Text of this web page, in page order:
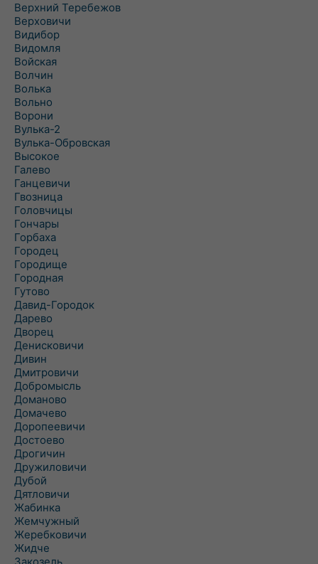
Верхний Теребежов
Верховичи
Видибор
Видомля
Войская
Волчин
Волька
Вольно
Ворони
Вулька-2
Вулька-Обровская
Высокое
Галево
Ганцевичи
Гвозница
Головчицы
Гончары
Горбаха
Городец
Городище
Городная
Гутово
Давид-Городок
Дарево
Дворец
Денисковичи
Дивин
Дмитровичи
Добромысль
Доманово
Домачево
Доропеевичи
Достоево
Дрогичин
Дружиловичи
Дубой
Дятловичи
Жабинка
Жемчужный
Жеребковичи
Жидче